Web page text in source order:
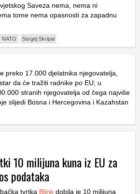
Saveza nema, nema ni
tome nema opasnosti za zapadnu
NATO Sergej Skripal
preko 17.000 djelatnika njegovatelja,
da će tražiti radnike po EU; u
stranih njegovatelja od čega najviše
slijedi Bosna i Hercegovina i Kazahstan
10 milijuna kuna iz EU za
podataka
tvrtka Blink dobila je 10 milijuna